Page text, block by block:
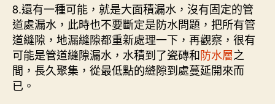
8.還有一種可能，就是大面積漏水，沒有固定的管
道處漏水，此時也不要斷定是防水問題，把所有管
道縫隙，地漏縫隙都重新處理一下，再觀察，很有
可能是管道縫隙漏水，水積到了瓷磚和防水層之
間，長久聚集，從最低點的縫隙到處蔓延開來而
已。